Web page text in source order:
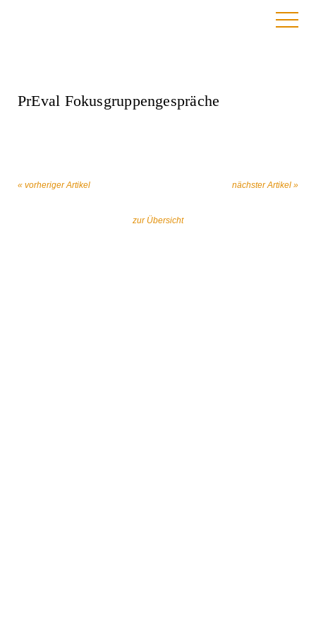
PrEval Fokusgruppengespräche
« vorheriger Artikel
zur Übersicht
nächster Artikel »